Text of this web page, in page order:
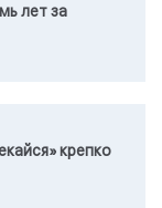
лет за
крепко